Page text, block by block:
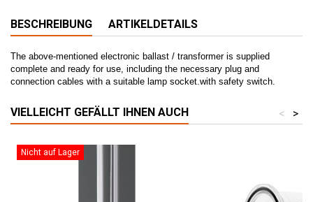
BESCHREIBUNG ARTIKELDETAILS
The above-mentioned electronic ballast / transformer is supplied
complete and ready for use, including the necessary plug and
connection cables with a suitable lamp socket.with safety switch.
VIELLEICHT GEFÄLLT IHNEN AUCH >
<
Nicht auf Lager